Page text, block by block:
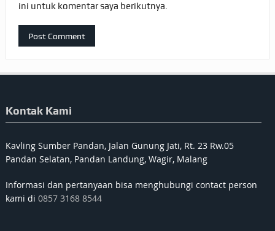
ini untuk komentar saya berikutnya.
Kontak Kami
Kavling Sumber Pandan, Jalan Gunung Jati, Rt. 23 Rw.05
Pandan Selatan, Pandan Landung, Wagir, Malang
Informasi dan pertanyaan bisa menghubungi contact person
kami di 0857 3168 8544